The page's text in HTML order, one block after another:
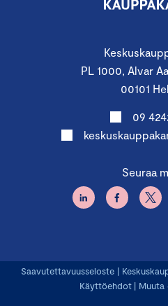
PL 1000, Alvar
00101
09
Seuraa
Saavutettavuusseloste |
Käyttöehdot | Muuta